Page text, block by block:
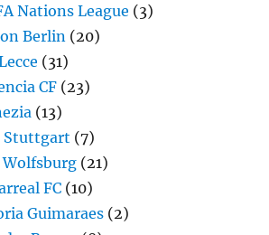
Nations League (3)
Berlin (20)
(31)
CF (23)
(13)
Stuttgart (7)
(21)
FC (10)
Guimaraes (2)